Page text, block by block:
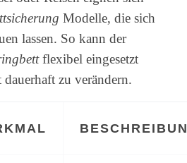
Modelle, die sich
lassen. So kann der
flexibel eingesetzt
zu verändern.